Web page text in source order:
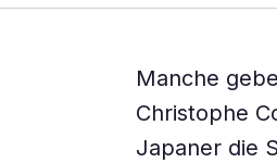
Manche
Christophe
Japaner die